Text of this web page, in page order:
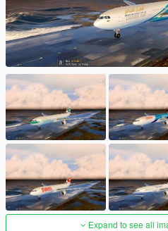
Expand to see all